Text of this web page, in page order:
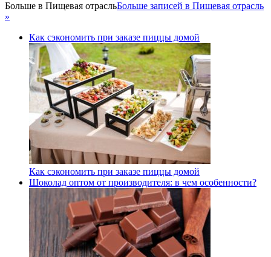
Больше в Пищевая отрасльБольше записей в Пищевая отрасль
»
Как сэкономить при заказе пиццы домой
Как сэкономить при заказе пиццы домой
Шоколад оптом от производителя: в чем особенности?